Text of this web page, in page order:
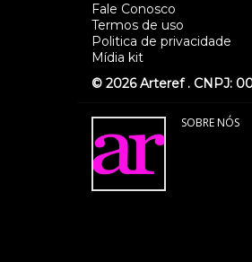
Fale Conosco
Termos de uso
Politica de privacidade
Mídia kit
© 2026 Arteref . CNPJ:
SOBRE NÓS